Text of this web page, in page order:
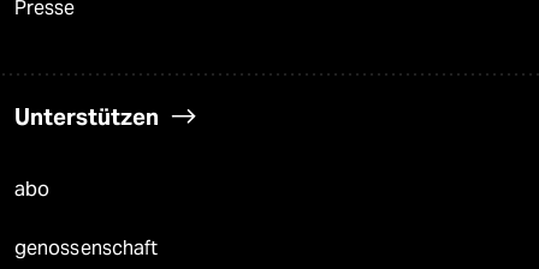
Presse
Unterstützen
abo
genossenschaft